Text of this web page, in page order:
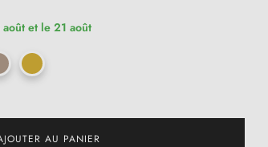
et le 21 août
AU PANIER